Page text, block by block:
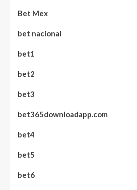
Bet Mex
bet nacional
bet1
bet2
bet3
bet365downloadapp.com
bet4
bet5
bet6